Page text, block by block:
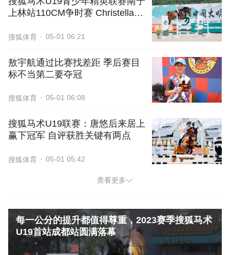
上林站110CM争时赛 Christella
搜狐体育 05-01 06:21
敖宇航通过比赛找差距 季后赛目
标不当第二要夺冠
搜狐体育 05-01 06:08
搜狐马术U19联赛：唐悠后来居上
赢下冠军 自评获胜关键有两点
搜狐体育 05-01 05:42
查看更多
每一公分的提升都值得尊重，2023赛季搜狐马术
U19首站成都站圆满落幕
每一公分的提升都值得尊重，2023赛季搜狐马术U19首站成都站
圆满落幕